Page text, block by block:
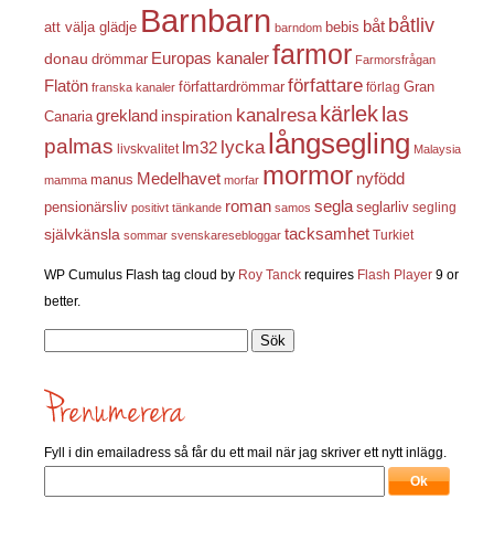
att välja glädje Barnbarn barndom bebis båt båtliv
donau drömmar Europas kanalerfarmor Farmorsfrågan
Flatön franska kanaler författardrömmar författare förlag Gran
Canaria grekland inspiration kanalresa kärleklas
palmas livskvalitet lm32 lycka långsegling Malaysia
mamma manus Medelhavet morfar mormor nyfödd
pensionärsliv positivt tänkande roman samos segla seglarliv segling
självkänsla sommar svenskaresebloggar tacksamhet Turkiet
WP Cumulus Flash tag cloud by Roy Tanck requires Flash Player 9 or
better.
Fyll i din emailadress så får du ett mail när jag skriver ett nytt inlägg.